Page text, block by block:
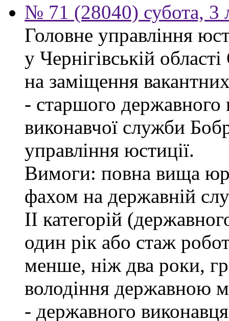
№ 71 (28040) субота, 3
Головне управління
у Чернігівській
на заміщення
- старшого державного
виконавчої служби
управління юстиції.
Вимоги: повна вища
фахом на державній
II категорій
один рік або стаж
менше, ніж два роки,
володіння державною
- державного